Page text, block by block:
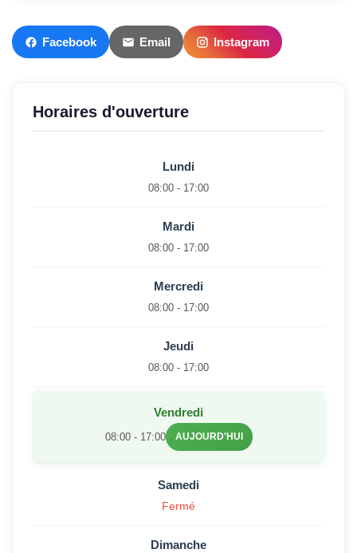
Facebook Email Instagram
Horaires d'ouverture
Lundi
08:00 - 17:00
Mardi
08:00 - 17:00
Mercredi
08:00 - 17:00
Jeudi
08:00 - 17:00
Vendredi
08:00 - 17:00 AUJOURD'HUI
Samedi
Fermé
Dimanche